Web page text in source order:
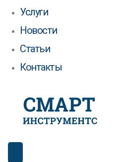
Услуги
Новости
Статьи
Контакты